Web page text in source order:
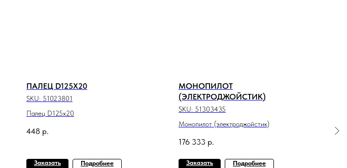
ПАЛЕЦ D125X20
SKU: 51023801
Палец D125x20
448 р.
Заказать Подробнее
МОНОПИЛОТ
(ЭЛЕКТРОДЖОЙСТИК)
SKU: 51303435
Монопилот (электроджойстик)
176 333 р.
Заказать Подробнее
3